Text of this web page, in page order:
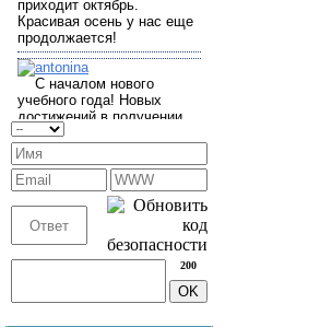
200